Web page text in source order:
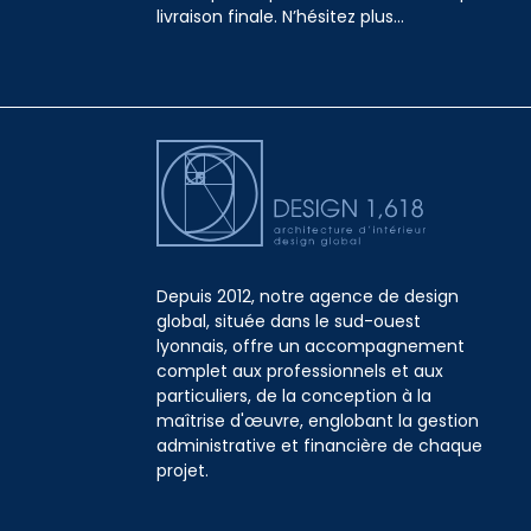
livraison finale. N’hésitez plus...
Depuis 2012, notre agence de design
global, située dans le sud-ouest
lyonnais, offre un accompagnement
complet aux professionnels et aux
particuliers, de la conception à la
maîtrise d'œuvre, englobant la gestion
administrative et financière de chaque
projet.